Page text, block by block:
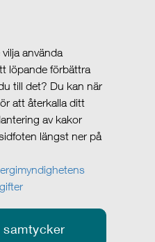
använda
löpande förbättra
till det? Du kan när
att återkalla ditt
av kakor
längst ner på
samtycker